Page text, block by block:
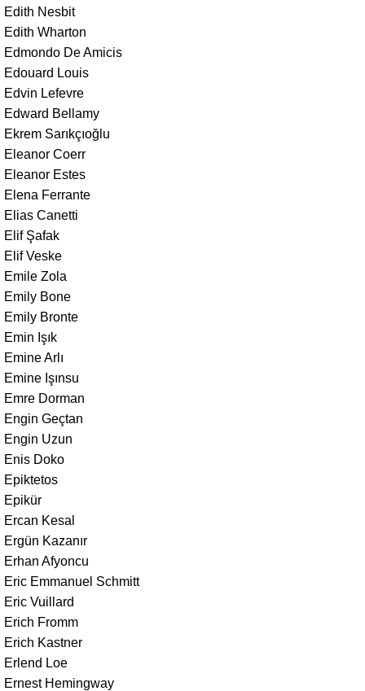
Edith Nesbit
Edith Wharton
Edmondo De Amicis
Edouard Louis
Edvin Lefevre
Edward Bellamy
Ekrem Sarıkçıoğlu
Eleanor Coerr
Eleanor Estes
Elena Ferrante
Elias Canetti
Elif Şafak
Elif Veske
Emile Zola
Emily Bone
Emily Bronte
Emin Işık
Emine Arlı
Emine Işınsu
Emre Dorman
Engin Geçtan
Engin Uzun
Enis Doko
Epiktetos
Epikür
Ercan Kesal
Ergün Kazanır
Erhan Afyoncu
Eric Emmanuel Schmitt
Eric Vuillard
Erich Fromm
Erich Kastner
Erlend Loe
Ernest Hemingway